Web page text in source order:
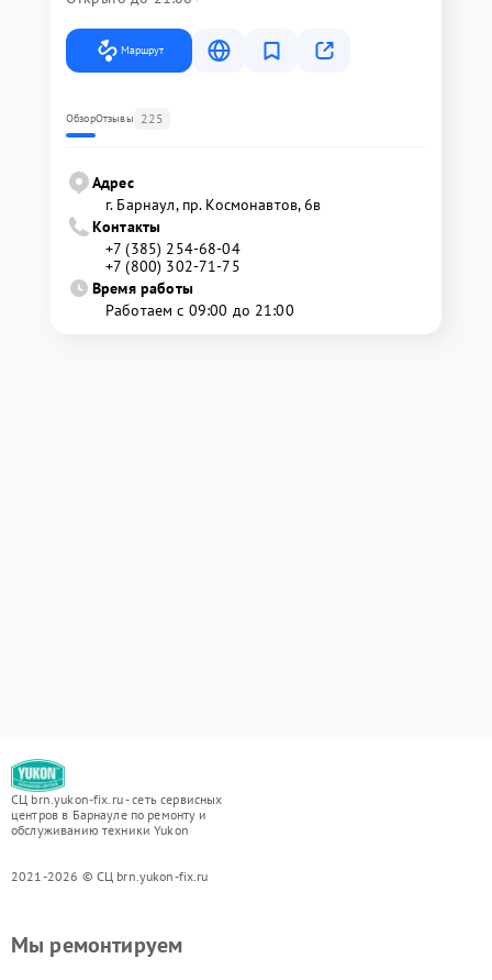
Маршрут
ОбзорОтзывы 225
Адрес
г. Барнаул, ​пр. Космонавтов, 6в
Контакты
+7 (385) 254-68-04
+7 (800) 302-71-75
Время работы
Работаем с 09:00 до 21:00
СЦ brn.yukon-fix.ru - сеть сервисных
центров в Барнауле по ремонту и
обслуживанию техники Yukon
2021-2026 © СЦ brn.yukon-fix.ru
Мы ремонтируем